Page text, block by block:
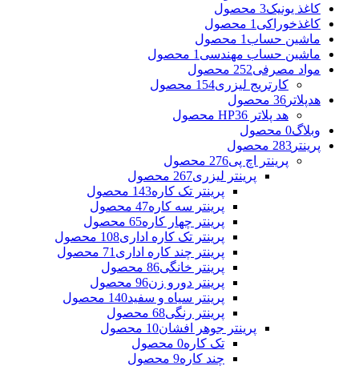
کاغذ یونیک3 محصول
کاغذخوراکی 1 محصول
ماشین حساب 1 محصول
ماشین حساب مهندسی 1 محصول
مواد مصرفی252 محصول
کارتریج لیزری154 محصول
هدپلاتر 36 محصول
هد پلاتر HP 36 محصول
وبلاگ0 محصول
پرینتر 283 محصول
پرینتر اچ پی276 محصول
پرینتر لیزری267 محصول
پرینتر تک کاره143 محصول
پرینتر سه کاره47 محصول
پرینتر چهار کاره65 محصول
پرینتر تک کاره اداری108 محصول
پرینتر چند کاره اداری 71 محصول
پرینتر خانگی86 محصول
پرینتر دورو زن96 محصول
پرینتر سیاه و سفید140 محصول
پرینتر رنگی68 محصول
پرینتر جوهر افشان10 محصول
تک کاره0 محصول
چند کاره9 محصول